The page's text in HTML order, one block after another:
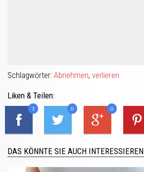
Schlagwörter: Abnehmen, verlieren
Liken & Teilen:
3 0 0
DAS KÖNNTE SIE AUCH INTERESSIEREN